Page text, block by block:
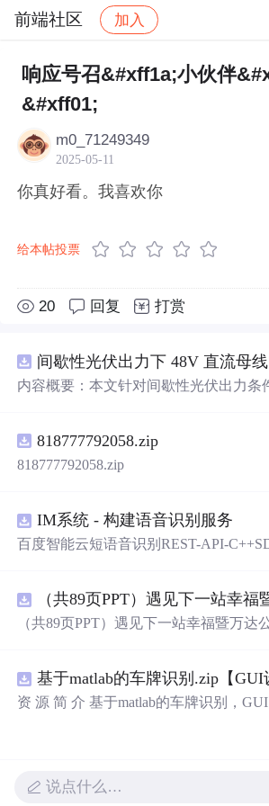
前端社区 加入
社区 前端社区 感慨 帖子
响应号召&#xff1a;小伙伴
&#xff01;
m0_71249349
2025-05-11
你真好看。我喜欢你
给本帖投票
20 回复 打赏
内容概要：本文针对间歇性光伏出力条
含光伏阵列、Boost型DC-DC变换器、
与锂离子电池储能系统的完整拓扑结构
架构，集成电压外环与电流内环双闭环
光照强度波动、负载突变等动态工况下
定。在Simulink环境中搭建全系统仿真
在无外部电网支撑下的自主运行能力和电
合人群：具备电力电子、自动控制与新
的电气工程及相关专业研究生、科研人
景及目标：①用于教学与科研中离网型
的建模与仿真分析；②指导实际工程中
压稳定控制与储能协调管理方案设计
构及其参数整定方法，深入理解系统
818777792058.zip
818777792058.zip
IM系统 - 构建语音识别服务
百度智能云短语音识别REST-API-
（共89页PPT）遇见下一站幸福暨万达
基于matlab的车牌识别.zip【GUI
资 源 简 介 基于matlab的车牌识别，
结果。识别过程采用了高效的模板匹
确率。此外，系统提供的文件也非常
说点什么…